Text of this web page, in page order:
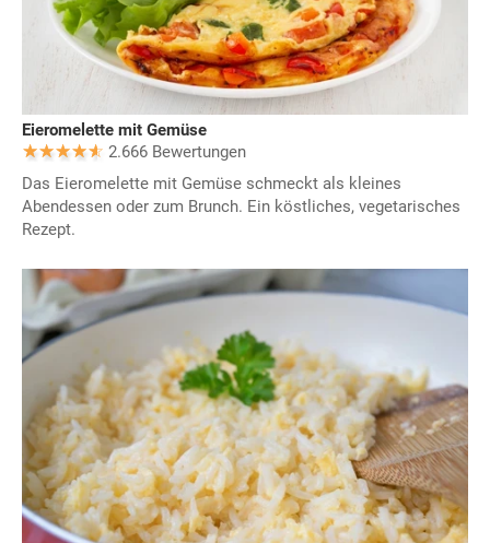
Eieromelette mit Gemüse
2.666 Bewertungen
Das Eieromelette mit Gemüse schmeckt als kleines
Abendessen oder zum Brunch. Ein köstliches, vegetarisches
Rezept.